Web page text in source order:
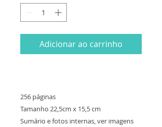
Adicionar ao carrinho
256 páginas
Tamanho 22,5cm x 15,5 cm
Sumário e fotos internas, ver imagens